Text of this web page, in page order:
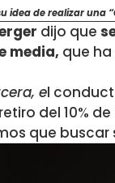
idea de realizar una
dijo que
media, que
el
del 10%
que buscar